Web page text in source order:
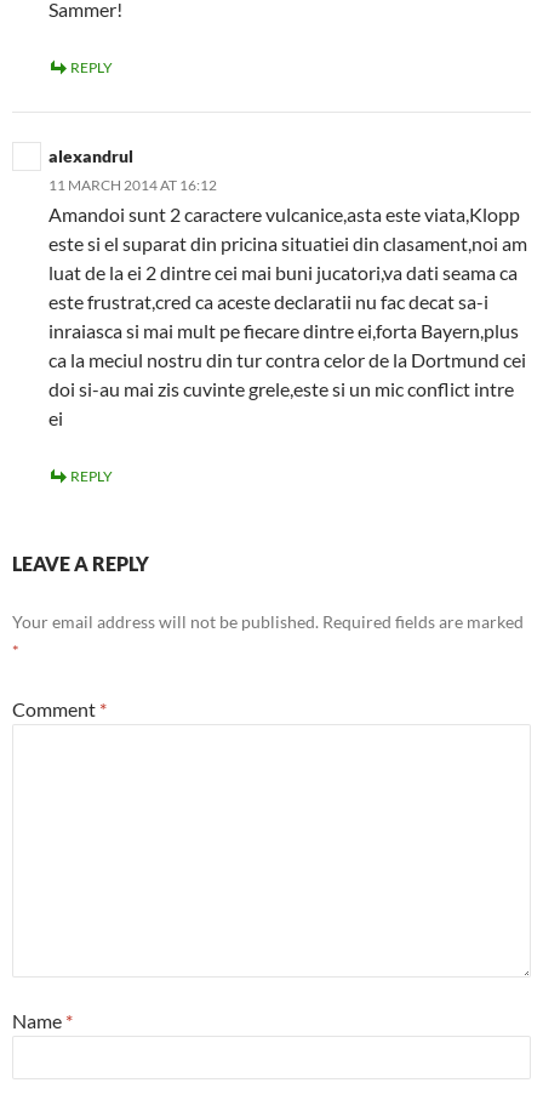
Sammer!
REPLY
alexandrul
11 MARCH 2014 AT 16:12
Amandoi sunt 2 caractere vulcanice,asta este viata,Klopp
este si el suparat din pricina situatiei din clasament,noi am
luat de la ei 2 dintre cei mai buni jucatori,va dati seama ca
este frustrat,cred ca aceste declaratii nu fac decat sa-i
inraiasca si mai mult pe fiecare dintre ei,forta Bayern,plus
ca la meciul nostru din tur contra celor de la Dortmund cei
doi si-au mai zis cuvinte grele,este si un mic conflict intre
ei
REPLY
LEAVE A REPLY
Your email address will not be published. Required fields are marked
*
Comment *
Name *